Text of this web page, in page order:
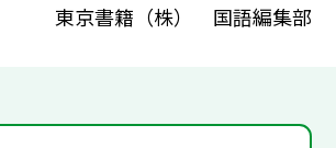
東京書籍（株） 国語編集部